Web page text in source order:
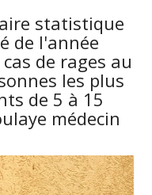
statistique
de l'année
de rages au
les plus
de 5 à 15
médecin